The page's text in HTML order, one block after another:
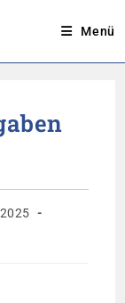
Menü